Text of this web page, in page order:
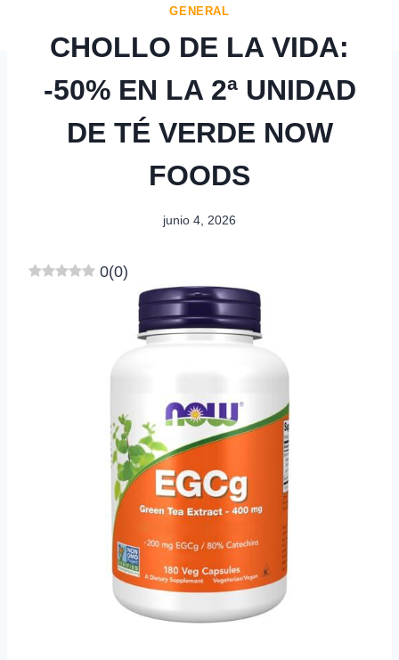
GENERAL
CHOLLO DE LA VIDA:
-50% EN LA 2ª UNIDAD
DE TÉ VERDE NOW
FOODS
junio 4, 2026
0(0)